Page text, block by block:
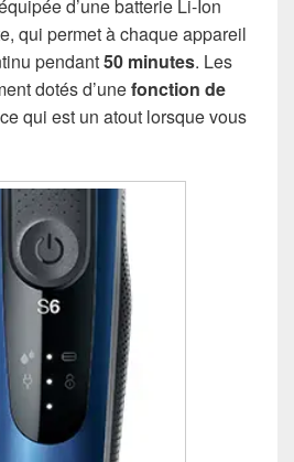
d’une batterie Li-Ion
qui permet à chaque appareil
pendant50 minutes. Les
dotés d’unefonction de
qui est un atout lorsque vous